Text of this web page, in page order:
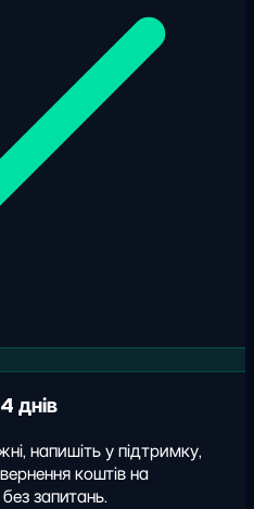
днів
напишіть у підтримку,
коштів на
запитань.